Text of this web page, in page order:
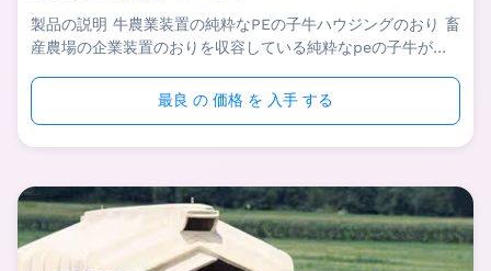
製品の説明 牛農業装置の純粋なPEの子牛ハウジングのおり 畜
産農場の企業装置のおりを収容している純粋なpeの子牛が子
し、そして生活環境を改良し、そして成長の速度を増加するこ
との回避のそれらを助けるために使用されている。 畜産農場
った。太陽および乾燥した開いた分野に直面する子牛の住宅需
要は外へ置かれる冬に子牛を暖かい飼い、夏に冷却する。労働
者がきれいにし、子牛の生活環境を消毒し、子牛の間の互いを
戦うことを避け、子牛の生活...
最良 の 価格 を 入手 する